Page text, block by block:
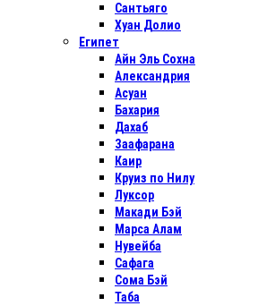
Сантьяго
Хуан Долио
Египет
Айн Эль Сохна
Александрия
Асуан
Бахария
Дахаб
Заафарана
Каир
Круиз по Нилу
Луксор
Макади Бэй
Марса Алам
Нувейба
Сафага
Сома Бэй
Таба